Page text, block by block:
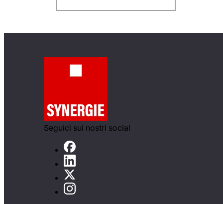
Seguici sui nostri social